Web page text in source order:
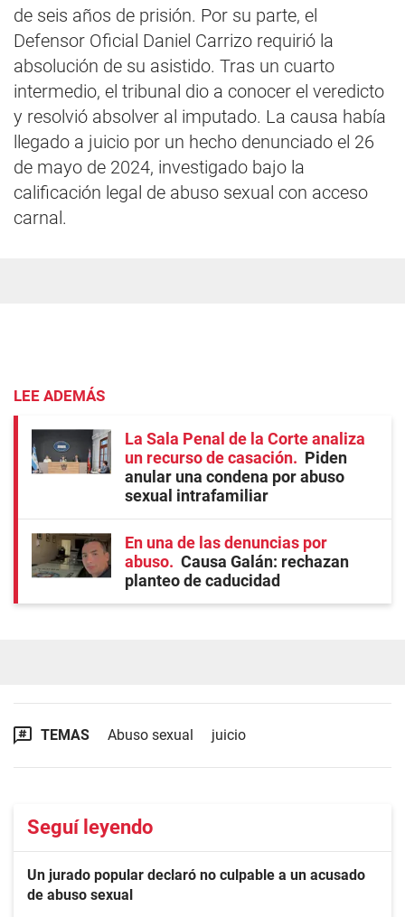
de seis años de prisión. Por su parte, el
Defensor Oficial Daniel Carrizo requirió la
absolución de su asistido. Tras un cuarto
intermedio, el tribunal dio a conocer el veredicto
y resolvió absolver al imputado. La causa había
llegado a juicio por un hecho denunciado el 26
de mayo de 2024, investigado bajo la
calificación legal de abuso sexual con acceso
carnal.
LEE ADEMÁS
La Sala Penal de la Corte analiza
un recurso de casación
Piden
anular una condena por abuso
sexual intrafamiliar
En una de las denuncias por
abuso
Causa Galán: rechazan
planteo de caducidad
TEMAS Abuso sexual juicio
Seguí leyendo
Un jurado popular declaró no culpable a un acusado
de abuso sexual